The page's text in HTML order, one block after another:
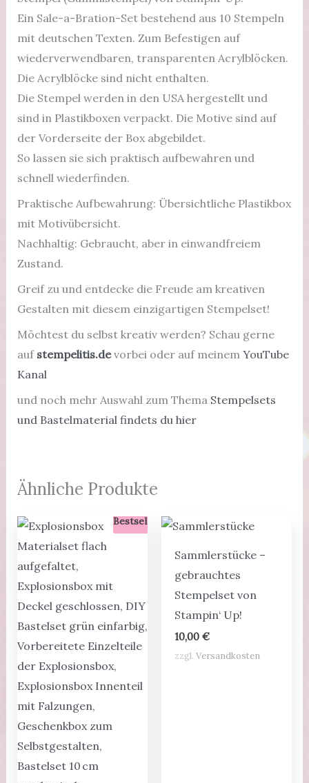
Up!
Menge
Ein Sale-a-Bration-Set bestehend aus 10 Stempeln
mit deutschen Texten. Zum Befestigen auf
wiederverwendbaren, transparenten Acrylblöcken.
Die Acrylblöcke sind nicht enthalten.
Die Stempel werden in den USA hergestellt und
sind in Plastikboxen verpackt. Die Motive sind auf
der Vorderseite der Box abgebildet.
So lassen sie sich praktisch aufbewahren und
schnell wiederfinden.
Praktische Aufbewahrung: Übersichtliche Plastikbox
mit Motivübersicht.
Nachhaltig: Gebraucht, aber in einwandfreiem
Zustand.
Greif zu und entdecke die Freude am kreativen
Gestalten mit diesem einzigartigen Stempelset!
Möchtest du selbst kreativ werden? Schau gerne
auf stempelitis.devorbei oder auf meinem YouTube
Kanal
und noch mehr Auswahl zum ThemaStempelsets
und Bastelmaterial findets du hier
Ähnliche Produkte
Bestseller
Sammlerstücke –
gebrauchtes
Stempelset von
Stampin‘ Up!
10,00€
zzgl.Versandkosten